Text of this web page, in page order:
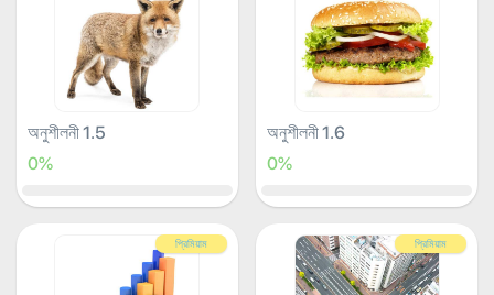
অনুশীলনী 1.5
0%
অনুশীলনী 1.6
0%
প্রিমিয়াম প্রিমিয়াম